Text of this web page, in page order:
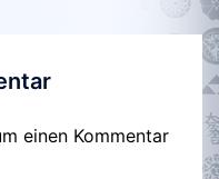
einen Kommentar